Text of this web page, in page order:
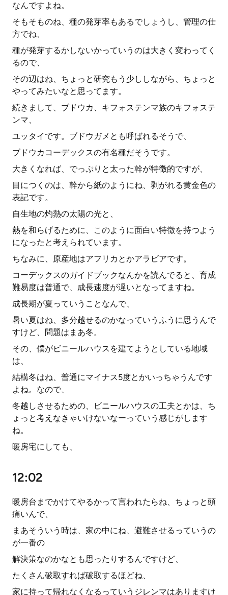
なんですよね。
そもそものね、種の発芽率もあるでしょうし、管理の仕
方でね、
種が発芽するかしないかっていうのは大きく変わってく
るので、
その辺はね、ちょっと研究もう少ししながら、ちょっと
やってみたいなと思ってます。
続きまして、ブドウカ、キフォステンマ族のキフォステ
ンマ、
ユッタイです。ブドウガメとも呼ばれるそうで、
ブドウカコーデックスの有名種だそうです。
大きくなれば、でっぷりと太った幹が特徴的ですが、
目につくのは、幹から紙のようにね、剥がれる黄金色の
表記です。
自生地の灼熱の太陽の光と、
熱を和らげるために、このように面白い特徴を持つよう
になったと考えられています。
ちなみに、原産地はアフリカとかアラビアです。
コーデックスのガイドブックなんかを読んでると、育成
難易度は普通で、成長速度が遅いとなってますね。
成長期が夏っていうことなんで、
暑い夏はね、多分越せるのかなっていうふうに思うんで
すけど、問題はまあ冬。
その、僕がビニールハウスを建てようとしている地域
は、
結構冬はね、普通にマイナス5度とかいっちゃうんです
よね。なので、
冬越しさせるための、ビニールハウスの工夫とかは、ち
ょっと考えなきゃいけないなーっていう感じがします
ね。
暖房宅にしても、
12:02
暖房台までかけてやるかって言われたらね、ちょっと頭
痛いんで、
まあそういう時は、家の中にね、避難させるっていうの
が一番の
解決策なのかなとも思ったりするんですけど、
たくさん破取すれば破取するほどね、
家に持って帰れなくなるっていうジレンマはありますけ